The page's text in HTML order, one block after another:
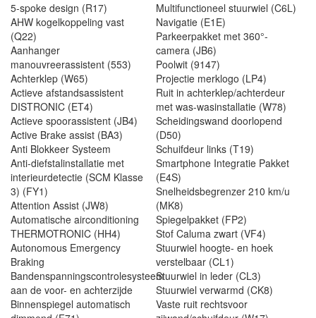
5-spoke design (R17)
AHW kogelkoppeling vast
(Q22)
Aanhanger
manouvreerassistent (553)
Achterklep (W65)
Actieve afstandsassistent
DISTRONIC (ET4)
Actieve spoorassistent (JB4)
Active Brake assist (BA3)
Anti Blokkeer Systeem
Anti-diefstalinstallatie met
interieurdetectie (SCM Klasse
3) (FY1)
Attention Assist (JW8)
Automatische airconditioning
THERMOTRONIC (HH4)
Autonomous Emergency
Braking
Bandenspanningscontrolesysteem
aan de voor- en achterzijde
Binnenspiegel automatisch
Multifunctioneel stuurwiel (C6L)
Navigatie (E1E)
Parkeerpakket met 360°-
camera (JB6)
Poolwit (9147)
Projectie merklogo (LP4)
Ruit in achterklep/achterdeur
met was-wasinstallatie (W78)
Scheidingswand doorlopend
(D50)
Schuifdeur links (T19)
Smartphone Integratie Pakket
(E4S)
Snelheidsbegrenzer 210 km/u
(MK8)
Spiegelpakket (FP2)
Stof Caluma zwart (VF4)
Stuurwiel hoogte- en hoek
verstelbaar (CL1)
Stuurwiel in leder (CL3)
Stuurwiel verwarmd (CK8)
Vaste ruit rechtsvoor